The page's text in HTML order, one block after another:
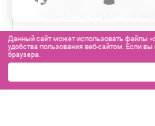
кислота, сироп
Данный сайт может использовать файлы
удобства пользования веб-сайтом. Если
браузера.